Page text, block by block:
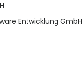
Entwicklung GmbH